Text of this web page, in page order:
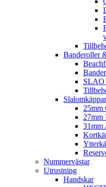
Banderoller
SLAO
Slalomkäppar
25mm
27mm
31mm
Nummervästar
Utrustning
Handskar